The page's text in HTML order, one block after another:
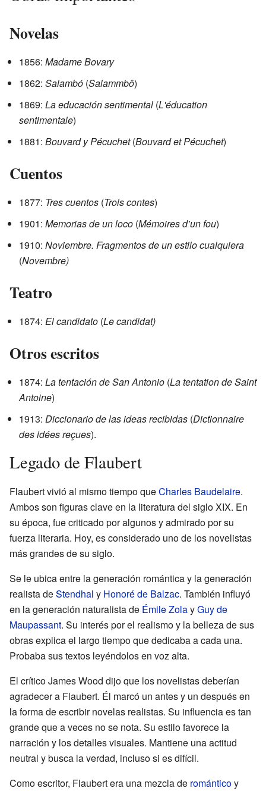
Novelas
1856: Madame Bovary
1862: Salambó (Salammbô)
1869: La educación sentimental (L'éducation
sentimentale)
1881: Bouvard y Pécuchet(Bouvard et Pécuchet)
Cuentos
1877: Tres cuentos (Trois contes)
1901: Memorias de un loco (Mémoires d’un fou)
1910: Noviembre. Fragmentos de un estilo cualquiera
(Novembre)
Teatro
1874: El candidato (Le candidat)
Otros escritos
1874: La tentación de San Antonio (La tentation de Saint
Antoine)
1913: Diccionario de las ideas recibidas (Dictionnaire
des idées reçues).
Legado de Flaubert
Flaubert vivió al mismo tiempo queCharles Baudelaire.
Ambos son figuras clave en la literatura del siglo XIX. En
su época, fue criticado por algunos y admirado por su
fuerza literaria. Hoy, es considerado uno de los novelistas
más grandes de su siglo.
Se le ubica entre la generación romántica y la generación
realista deStendhal y Honoré de Balzac. También influyó
en la generación naturalista de Émile ZolayGuy de
Maupassant. Su interés por el realismo y la belleza de sus
obras explica el largo tiempo que dedicaba a cada una.
Probaba sus textos leyéndolos en voz alta.
El crítico James Wood dijo que los novelistas deberían
agradecer a Flaubert. Él marcó un antes y un después en
la forma de escribir novelas realistas. Su influencia es tan
grande que a veces no se nota. Su estilo favorece la
narración y los detalles visuales. Mantiene una actitud
neutral y busca la verdad, incluso si es difícil.
Como escritor, Flaubert era una mezcla de románticoy